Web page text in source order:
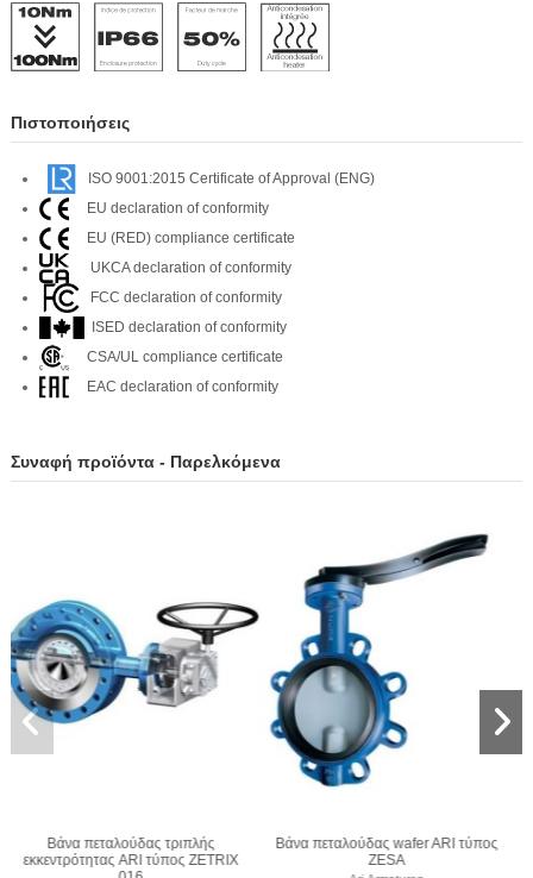
Πιστοποιήσεις
ISO 9001:2015 Certificate of Approval (ENG)
EU declaration of conformity
EU (RED) compliance certificate
UKCA declaration of conformity
FCC declaration of conformity
ISED declaration of conformity
CSA/UL compliance certificate
EAC declaration of conformity
Συναφή προϊόντα - Παρελκόμενα
τύπος
Βάνα πεταλούδας wafer ARI τύπος
ZIVA Z
Βάνα πεταλούδας lug ARI